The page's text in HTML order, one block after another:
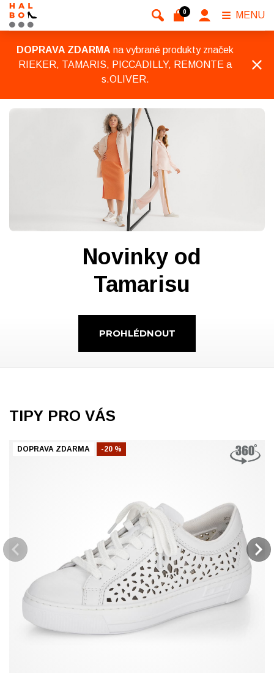
DOPRAVA ZDARMA na vybrané produkty značek
RIEKER, TAMARIS, PICCADILLY, REMONTE a
s.OLIVER.
Novinky od
Tamarisu
PROHLÉDNOUT
TIPY PRO VÁS
DOPRAVA ZDARMA -20 %
0 MENU